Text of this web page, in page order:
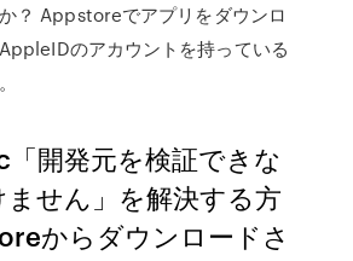
？ Appstoreでアプリをダウンロ
のアカウントを持っている
「開発元を検証できな
せん」を解決する方
からダウンロードさ